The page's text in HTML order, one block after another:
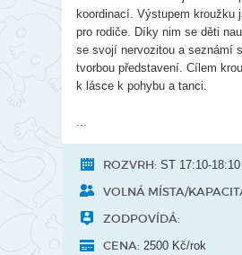
koordinací. Výstupem kroužku
pro rodiče. Díky nim se děti
se svojí nervozitou a seznámí
tvorbou představení. Cílem
k lásce k pohybu a tanci.
...
ROZVRH: ST 17:10-18:10
VOLNÁ MÍSTA/
ZODPOVÍDÁ:
CENA: 2500 Kč/rok